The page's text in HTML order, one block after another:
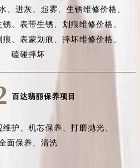
、进灰、 起雾、生锈维修价格、
、 表带生锈、 划痕维修价格、
、 表蒙划痕、 摔坏维修价格、
磕碰摔坏
百达翡丽保养项目
护、 机芯保养、 打磨抛光、
面保养、清洗